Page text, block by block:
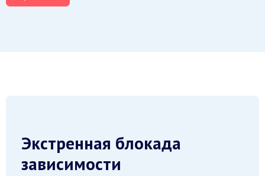
Экстренная блокада
зависимости